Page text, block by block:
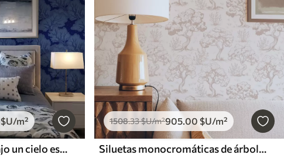
$U/m²
Siluetas de árboles bajo un cielo estrellado en tonos azules
1508.33$U/m²905.00 $U/m²
Siluetas monocromáticas de árboles en estilo vintage, combinación de colores beige